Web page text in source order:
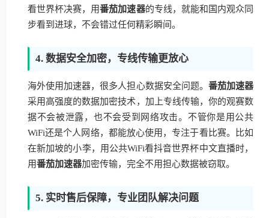
看世界杯决赛，用番茄加速器的专线，就能和国内观众同
步看到进球，不会错过任何精彩瞬间。
4. 数据安全加密，专线传输更放心
海外使用加速器，很多人担心数据安全问题。 番茄加速器
采用高强度的数据加密技术，加上专线传输，你的观赛数
据不会被泄露，也不会受到网络攻击。不管你是用公共
WiFi还是个人网络，都能放心使用，专注于看比赛。比如
在新加坡的小李，用公共WiFi看抖音世界杯中文直播时，
用番茄加速器加密传输，完全不用担心数据被窃取。
5. 实时售后保障，专业团队解决问题